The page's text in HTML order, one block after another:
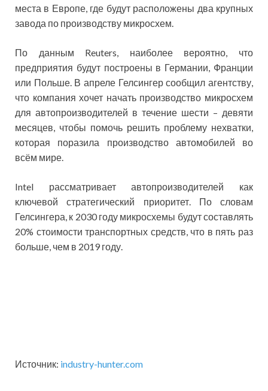
места в Европе, где будут расположены два крупных
завода по производству микросхем.
По данным Reuters, наиболее вероятно, что
предприятия будут построены в Германии, Франции
или Польше. В апреле Гелсингер сообщил агентству,
что компания хочет начать производство микросхем
для автопроизводителей в течение шести – девяти
месяцев, чтобы помочь решить проблему нехватки,
которая поразила производство автомобилей во
всём мире.
Intel рассматривает автопроизводителей как
ключевой стратегический приоритет. По словам
Гелсингера, к 2030 году микросхемы будут составлять
20% стоимости транспортных средств, что в пять раз
больше, чем в 2019 году.
Источник: industry-hunter.com